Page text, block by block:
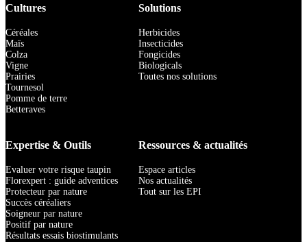
Cultures
Céréales
Maïs
Colza
Vigne
Prairies
Tournesol
Pomme de terre
Betteraves
Solutions
Herbicides
Insecticides
Fongicides
Biologicals
Toutes nos solutions
Expertise & Outils
Evaluer votre risque taupin
Florexpert : guide adventices
Protecteur par nature
Succès céréaliers
Soigneur par nature
Positif par nature
Résultats essais biostimulants
Ressources & actualités
Espace articles
Nos actualités
Tout sur les EPI